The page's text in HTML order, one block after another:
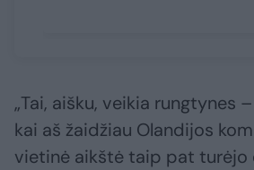
„Tai, aišku, veikia rungtynes
kai aš žaidžiau Olandijos
vietinė aikštė taip pat turėjo